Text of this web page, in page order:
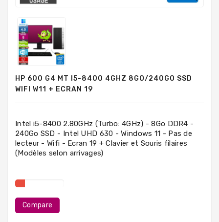
Mémoires
RAM
Durs
Composants
Composants
PC
Portables
HP 600 G4 MT I5-8400 4GHZ 8GO/240GO SSD
WIFI W11 + ECRAN 19
Intel i5-8400 2.80GHz (Turbo: 4GHz) - 8Go DDR4 -
240Go SSD - Intel UHD 630 - Windows 11 - Pas de
lecteur - Wifi - Ecran 19 + Clavier et Souris filaires
(Modèles selon arrivages)
Compare